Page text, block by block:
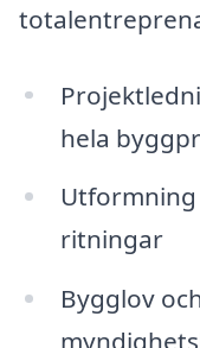
hela
ritningar
Bygglov